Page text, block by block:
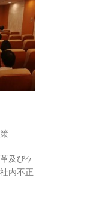
及びケ
内不正